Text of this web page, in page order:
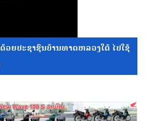
ຍປະຊາຊົນບ້ານທາດຫລວງໃຕ້ ໄປໃຊ້